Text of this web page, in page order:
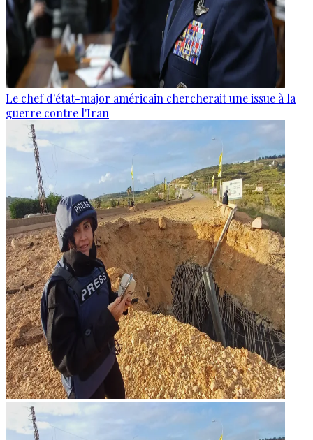
Le chef d'état-major américain chercherait une issue à la
guerre contre l'Iran